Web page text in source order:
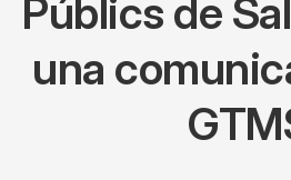
Públics de
una